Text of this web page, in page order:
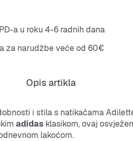
a u roku 4-6 radnih dana
za narudžbe veće od 60€
Opis artikla
i stila s natikačama
adidas klasikom, ovaj
lakoćom.